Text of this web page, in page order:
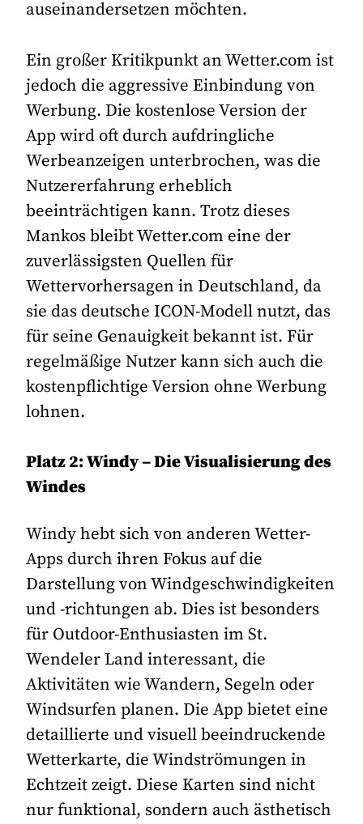
auseinandersetzen möchten.
Ein großer Kritikpunkt an Wetter.com ist
jedoch die aggressive Einbindung von
Werbung. Die kostenlose Version der
App wird oft durch aufdringliche
Werbeanzeigen unterbrochen, was die
Nutzererfahrung erheblich
beeinträchtigen kann. Trotz dieses
Mankos bleibt Wetter.com eine der
zuverlässigsten Quellen für
Wettervorhersagen in Deutschland, da
sie das deutsche ICON-Modell nutzt, das
für seine Genauigkeit bekannt ist. Für
regelmäßige Nutzer kann sich auch die
kostenpflichtige Version ohne Werbung
lohnen.
Platz 2: Windy – Die Visualisierung des
Windes
Windy hebt sich von anderen Wetter-
Apps durch ihren Fokus auf die
Darstellung von Windgeschwindigkeiten
und -richtungen ab. Dies ist besonders
für Outdoor-Enthusiasten im St.
Wendeler Land interessant, die
Aktivitäten wie Wandern, Segeln oder
Windsurfen planen. Die App bietet eine
detaillierte und visuell beeindruckende
Wetterkarte, die Windströmungen in
Echtzeit zeigt. Diese Karten sind nicht
nur funktional, sondern auch ästhetisch